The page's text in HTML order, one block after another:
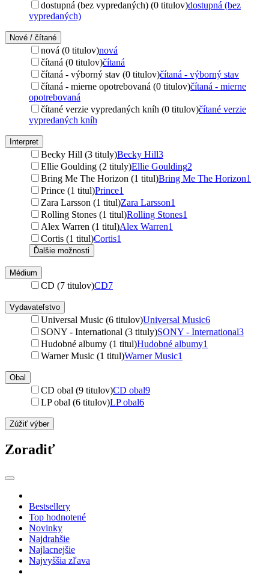
dostupná (bez vypredaných) (0 titulov)dostupná (bez
vypredaných)
Nové / čítané
nová (0 titulov)nová
čítaná (0 titulov)čítaná
čítaná - výborný stav (0 titulov)čítaná - výborný stav
čítaná - mierne opotrebovaná (0 titulov)čítaná - mierne
opotrebovaná
čítané verzie vypredaných kníh (0 titulov)čítané verzie
vypredaných kníh
Interpret
Becky Hill (3 tituly)Becky Hill3
Ellie Goulding (2 tituly)Ellie Goulding2
Bring Me The Horizon (1 titul)Bring Me The Horizon1
Prince (1 titul)Prince1
Zara Larsson (1 titul)Zara Larsson1
Rolling Stones (1 titul)Rolling Stones1
Alex Warren (1 titul)Alex Warren1
Cortis (1 titul)Cortis1
Ďalšie možnosti
Médium
CD (7 titulov)CD7
Vydavateľstvo
Universal Music (6 titulov)Universal Music6
SONY - International (3 tituly)SONY - International3
Hudobné albumy (1 titul)Hudobné albumy1
Warner Music (1 titul)Warner Music1
Obal
CD obal (9 titulov)CD obal9
LP obal (6 titulov)LP obal6
Zúžiť výber
Zoradiť
Bestsellery
Top hodnotené
Novinky
Najdrahšie
Najlacnejšie
Najvyššia zľava